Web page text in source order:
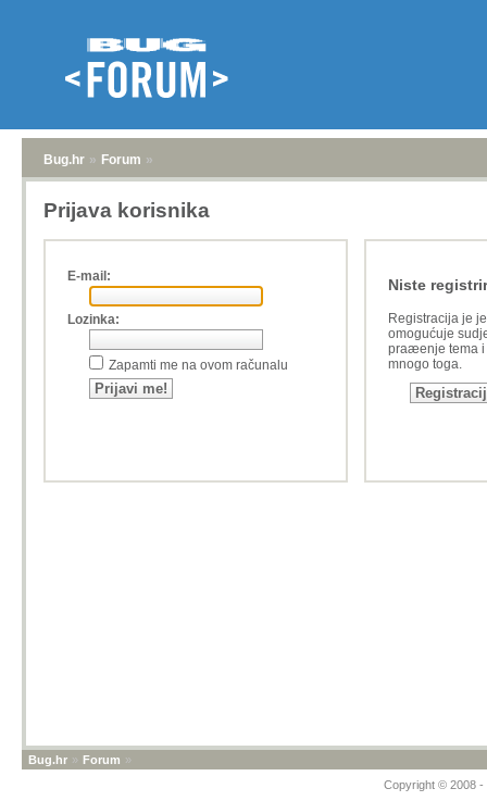
Bug.hr » Forum »
Prijava korisnika
E-mail:
Lozinka:
Zapamti me na ovom računalu
Niste
Registracija je
omogućuje
praæenje tema i
mnogo toga.
Bug.hr » Forum »
Copyright © 2008 -